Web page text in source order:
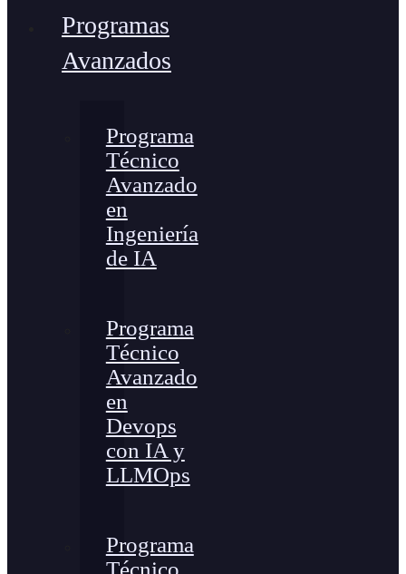
Programas
Avanzados
Programa
Técnico
Avanzado
en
Ingeniería
de IA
Programa
Técnico
Avanzado
en
Devops
con IA y
LLMOps
Programa
Técnico